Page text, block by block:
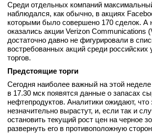
Среди отдельных компаний
наблюдался, как обычно, в акциях
которыми было совершено 170 сделок. А
оказались акции Verizon Communications
достаточно давно не фигурировали в
востребованных акций среди российских
торгов.
Предстоящие торги
Сегодня наиболее важный на этой
в 17.30 мск появятся данные о запасах
нефтепродуктов. Аналитики ожидают, что
незначительно вырастут, и, если так и
остановить текущий рост цен на черное
развернуть его в противоположную